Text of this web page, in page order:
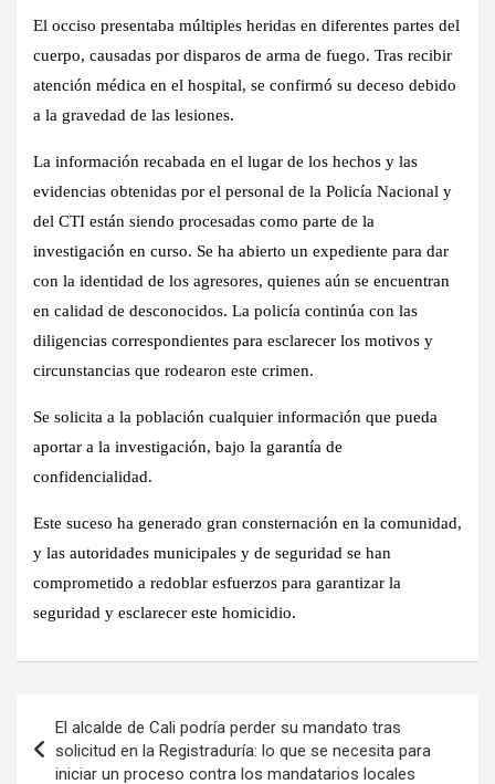
El occiso presentaba múltiples heridas en diferentes partes del
cuerpo, causadas por disparos de arma de fuego. Tras recibir
atención médica en el hospital, se confirmó su deceso debido
a la gravedad de las lesiones.
La información recabada en el lugar de los hechos y las
evidencias obtenidas por el personal de la Policía Nacional y
del CTI están siendo procesadas como parte de la
investigación en curso. Se ha abierto un expediente para dar
con la identidad de los agresores, quienes aún se encuentran
en calidad de desconocidos. La policía continúa con las
diligencias correspondientes para esclarecer los motivos y
circunstancias que rodearon este crimen.
Se solicita a la población cualquier información que pueda
aportar a la investigación, bajo la garantía de
confidencialidad.
Este suceso ha generado gran consternación en la comunidad,
y las autoridades municipales y de seguridad se han
comprometido a redoblar esfuerzos para garantizar la
seguridad y esclarecer este homicidio.
de
El alcalde de Cali podría perder su mandato tras
solicitud en la Registraduría: lo que se necesita para
iniciar un proceso contra los mandatarios locales